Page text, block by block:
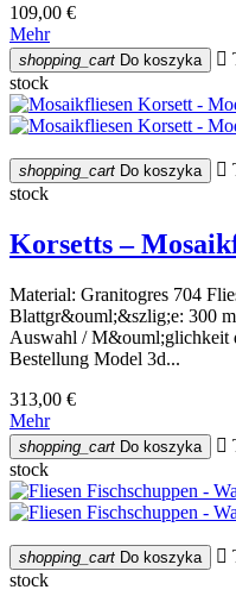
109,00 €
Mehr
shopping_cart Do koszyka 
stock
shopping_cart Do koszyka 
stock
Korsetts –
Material: Granitogres 704
Blattgr&ouml;&szlig;e: 300
Auswahl / M&ouml;glichkeit
Bestellung Model 3d...
313,00 €
Mehr
shopping_cart Do koszyka 
stock
shopping_cart Do koszyka 
stock